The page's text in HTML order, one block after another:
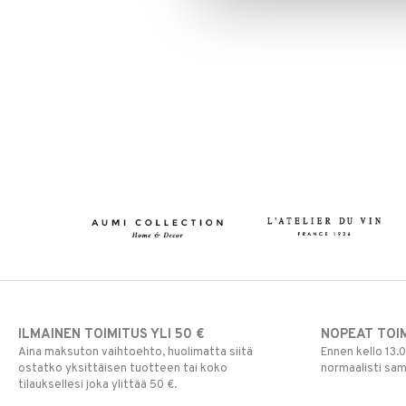
ILMAINEN TOIMITUS YLI 50 €
Aina maksuton vaihtoehto, huolimatta siitä
ostatko yksittäisen tuotteen tai koko
tilauksellesi joka ylittää 50 €.
NOPEAT
Ennen kello
normaalisti